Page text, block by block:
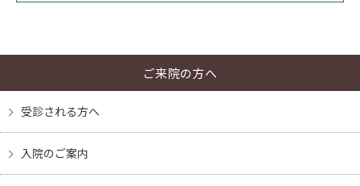
診療日／月曜～土曜日
受付時間
ご来院の方へ
受診される方へ
入院のご案内